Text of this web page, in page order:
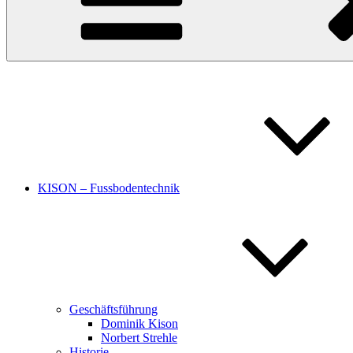
KISON – Fussbodentechnik
Geschäftsführung
Dominik Kison
Norbert Strehle